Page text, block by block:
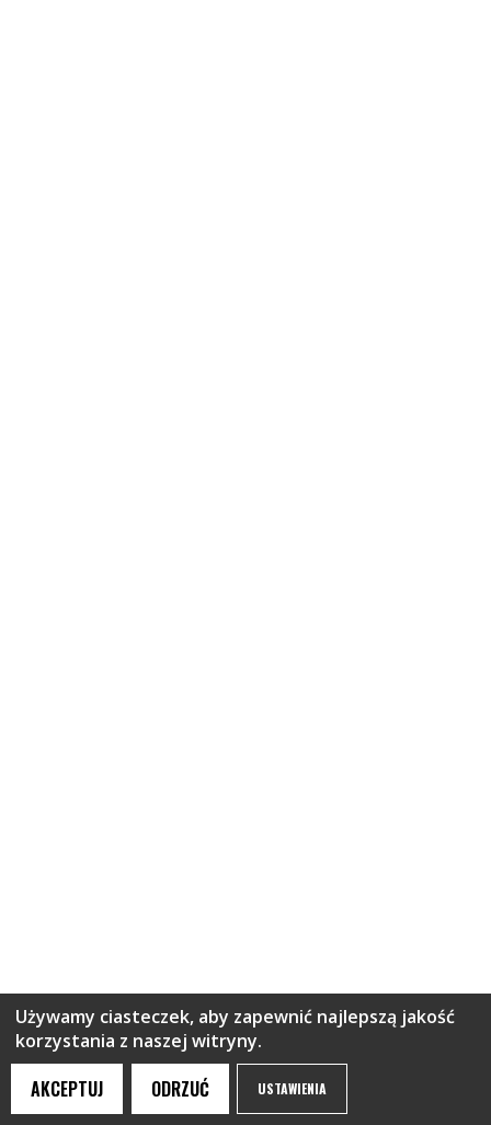
Używamy ciasteczek, aby zapewnić najlepszą jakość
korzystania z naszej witryny.
AKCEPTUJ ODRZUĆ USTAWIENIA